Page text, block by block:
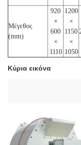
Μέγεθος
(mm)
920
×
600
×
1110
1200
×
1150
×
1050
Κύρια εικόνα